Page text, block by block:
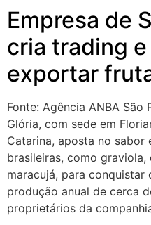
Empresa de
cria trading
exportar
Fonte: Agência ANBA São
Glória, com sede em
Catarina, aposta no
brasileiras, como graviola,
maracujá, para
produção anual de cerca
proprietários da